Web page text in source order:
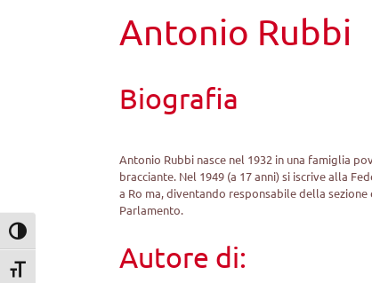
Attiva/disattiva alto contrasto
Attiva/disattiva dimensione testo
Antonio Rubbi
Biografia
Antonio Rubbi nasce nel 1932 in una famiglia
bracciante. Nel 1949 (a 17 anni) si iscrive alla
a Ro ma, diventando responsabile della
Parlamento.
Autore di: